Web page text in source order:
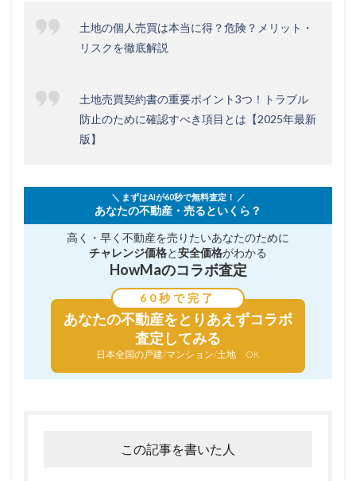
土地の個人売買は本当に得？危険？メリット・
リスクを徹底解説
土地売買契約書の重要ポイント3つ！トラブル
防止のために確認すべき項目とは【2025年最新
版】
＼ まずはAIが60秒で無料査定！ ／
あなたの不動産・売るといくら？
高く・早く不動産を売りたいあなたのために
チャレンジ価格と安全価格がわかる
HowMaのコラボ査定
60秒で完了
あなたの不動産をとりあえずコラボ
査定してみる
日本全国の戸建/マンション/土地 OK
この記事を書いた人